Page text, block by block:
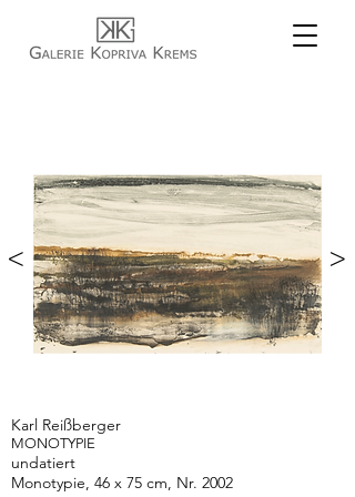
< >
Karl Reißberger
MONOTYPIE
undatiert
Monotypie, 46 x 75 cm, Nr. 2002